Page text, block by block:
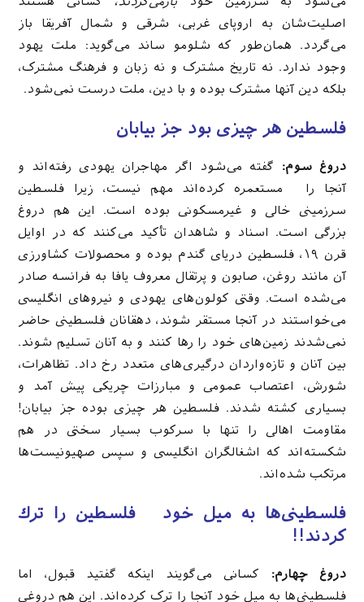
اصلیت‌شان به اروپای غربی، شرقی و شمال آفریقا باز
می‌گردد. همان‌طور که شلومو ساند می‌گوید: ملت یهود
وجود ندارد. نه تاریخ مشترک و نه زبان و فرهنگ مشترک،
بلكه دین آنها مشترک بوده و با دین، ملت درست نمی‌شود.
فلسطین هر چیزی بود جز بیابان
دروغ سوم:
گفته می‌شود اگر مهاجران یهودی رفته‌اند و
آنجا را مستعمره کرده‌اند مهم نیست، زیرا فلسطین
سرزمینی خالی و غیرمسکونی بوده است. این هم دروغ
بزرگی است. اسناد و شاهدان تأکید می‌کنند که در اوایل
قرن ۱۹، فلسطین دریای گندم بوده و محصولات کشاورزی
آن مانند روغن، صابون و پرتقال معروف یافا به فرانسه صادر
می‌شده است. وقتی کولون‌های یهودی و نیروهای انگلیسی
می‌خواستند در آنجا مستقر شوند، دهقانان فلسطینی حاضر
نمی‌شدند زمین‌های خود را رها کنند و به آنان تسلیم شوند.
بین آنان و تازه‌واردان درگیری‌های متعدد رخ داد. تظاهرات،
شورش، اعتصاب عمومی و مبارزات چریکی پیش آمد و
بسیاری کشته شدند. فلسطین هر چیزی بوده جز بیابان!
مقاومت اهالی را تنها با سرکوب بسیار سختی در هم
شکسته‌اند که اشغالگران انگلیسی و سپس صهیونیست‌ها
مرتکب شده‌اند.
فلسطینی‌ها به میل خود
فلسطین را ترك
كردند!!
دروغ چهارم:
کسانی می‌گویند اینکه گفتید قبول، اما
فلسطینی‌ها به میل خود آنجا را ترک کرده‌اند. این هم دروغی